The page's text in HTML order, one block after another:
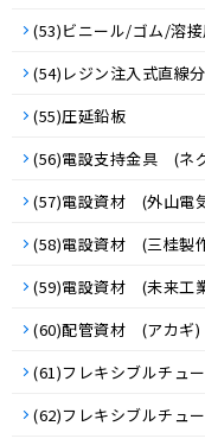
(53)ビニール/ゴム/溶
(54)レジン注入式直線
(55)圧延鉛板
(56)電設支持金具 (ネ
(57)電設資材 (外山電
(58)電設資材 (三桂製
(59)電設資材 (未来工
(60)配管資材 (アカギ)
(61)フレキシブルチュ
(62)フレキシブルチュ